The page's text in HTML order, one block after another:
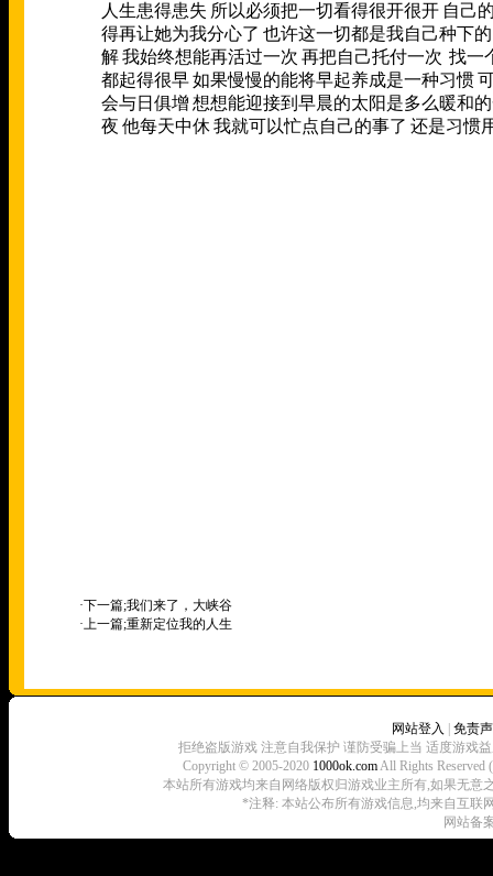
人生患得患失 所以必须把一切看得很开很开 自己
得再让她为我分心了 也许这一切都是我自己种下
解我始终想能再活过一次 再把自己托付一次 找一
都起得很早如果慢慢的能将早起养成是一种习惯
会与日俱增 想想能迎接到早晨的太阳是多么暖和
夜 他每天中休我就可以忙点自己的事了 还是习惯
·下一篇;我们来了，大峡谷
·上一篇;重新定位我的人生
网站登入
免责
拒绝盗版游戏 注意自我保护 谨防受骗上当 适度游戏
Copyright © 2005-2020 1000ok.comAll Rights
本站所有游戏均来自网络版权归游戏业主所有,如果无意
*注释: 本站公布所有游戏信息,均来自互联
网站备